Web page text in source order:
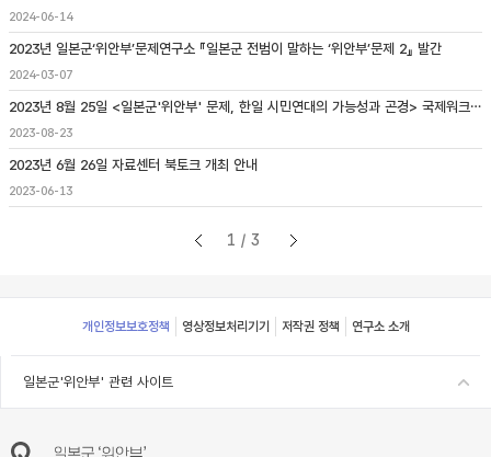
2024-06-14
2023년 일본군‘위안부’문제연구소 『일본군 전범이 말하는 ‘위안부’문제 2』 발간
2024-03-07
2023년 8월 25일 <일본군'위안부' 문제, 한일 시민연대의 가능성과 곤경> 국제워크숍 개최
2023-08-23
2023년 6월 26일 자료센터 북토크 개최 안내
2023-06-13
1/3
Footer
개인정보보호정책 영상정보처리기기 저작권 정책 연구소 소개
일본군'위안부' 관련 사이트